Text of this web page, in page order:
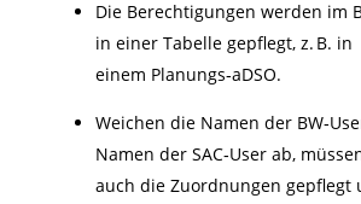
Die Berechtigungen werden im
in einer Tabelle gepflegt, z. B. in
einem Planungs‑aDSO.
Weichen die Namen der
Namen der SAC‑User ab,
auch die Zuordnungen gepflegt